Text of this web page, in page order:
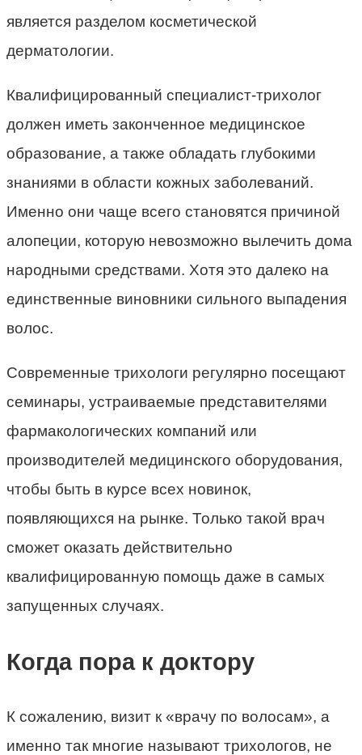
является разделом косметической
дерматологии.
Квалифицированный специалист-трихолог
должен иметь законченное медицинское
образование, а также обладать глубокими
знаниями в области кожных заболеваний.
Именно они чаще всего становятся причиной
алопеции, которую невозможно вылечить дома
народными средствами. Хотя это далеко на
единственные виновники сильного выпадения
волос.
Современные трихологи регулярно посещают
семинары, устраиваемые представителями
фармакологических компаний или
производителей медицинского оборудования,
чтобы быть в курсе всех новинок,
появляющихся на рынке. Только такой врач
сможет оказать действительно
квалифицированную помощь даже в самых
запущенных случаях.
Когда пора к доктору
К сожалению, визит к «врачу по волосам», а
именно так многие называют трихологов, не